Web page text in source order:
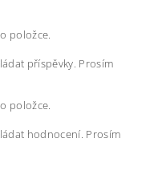
položce.
příspěvky. Prosím
položce.
hodnocení. Prosím